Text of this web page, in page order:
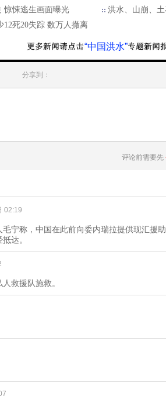
惊悚逃生画面曝光
洪水、山崩、
死20失踪 数万人撤离
“中国洪水”
分享到：
评论前需要先
02:19
毛宁称，中国在此前向委内瑞拉提供现汇援
达。
救援队施救。